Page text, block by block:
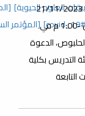
الخامس]
[عدد خاص]